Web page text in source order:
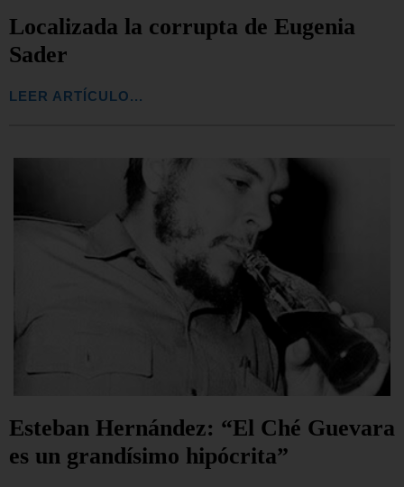
Localizada la corrupta de Eugenia
Sader
LEER ARTÍCULO...
Esteban Hernández: “El Ché Guevara
es un grandísimo hipócrita”